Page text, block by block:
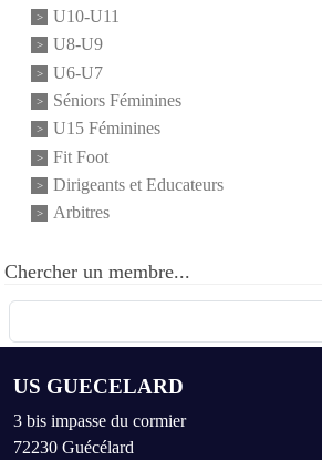
U10-U11
U8-U9
U6-U7
Séniors Féminines
U15 Féminines
Fit Foot
Dirigeants et Educateurs
Arbitres
Chercher un membre...
US GUECELARD
3 bis impasse du cormier
72230 Guécélard